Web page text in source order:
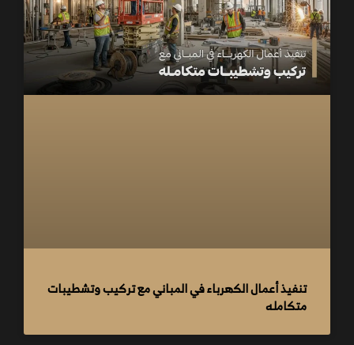
تنفيذ أعمال الكهرباء في المباني مع تركيب وتشطيبات
متكامله